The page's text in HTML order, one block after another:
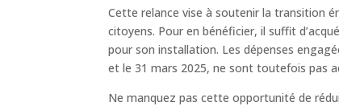
Cette relance vise à soutenir la transition
citoyens. Pour en bénéficier, il suffit
pour son installation. Les dépenses
et le 31 mars 2025, ne sont toutefois pas
Ne manquez pas cette opportunité de